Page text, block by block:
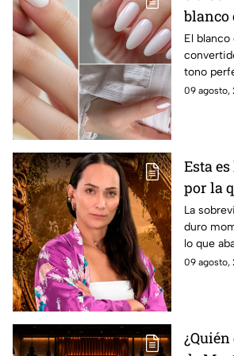
blanco
lucir
a tus
El
tono
manos
09 agosto,
Esta
por la
que
Llamas
La
duro
lo que
México
09 agosto,